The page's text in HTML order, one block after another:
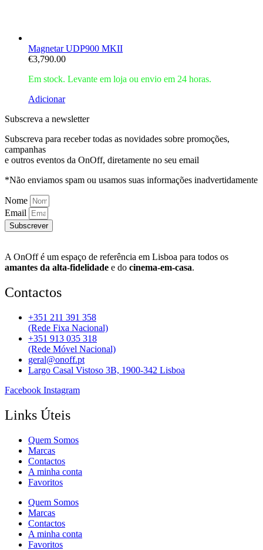
Magnetar UDP900 MKII
€3,790.00
Em stock. Levante em loja ou envio em 24 horas.
Adicionar
Subscreva a newsletter
Subscreva para receber todas as novidades sobre promoções,
campanhas
e outros eventos da OnOff, diretamente no seu email
*Não enviamos spam ou usamos suas informações inadvertidamente
Nome
Email
Subscrever
A OnOff é um espaço de referência em Lisboa para todos os
amantes da alta-fidelidade e do cinema-em-casa.
Contactos
+351 211 391 358
(Rede Fixa Nacional)
+351 913 035 318
(Rede Móvel Nacional)
geral@onoff.pt
Largo Casal Vistoso 3B, 1900-342 Lisboa
Facebook Instagram
Links Úteis
Quem Somos
Marcas
Contactos
A minha conta
Favoritos
Quem Somos
Marcas
Contactos
A minha conta
Favoritos